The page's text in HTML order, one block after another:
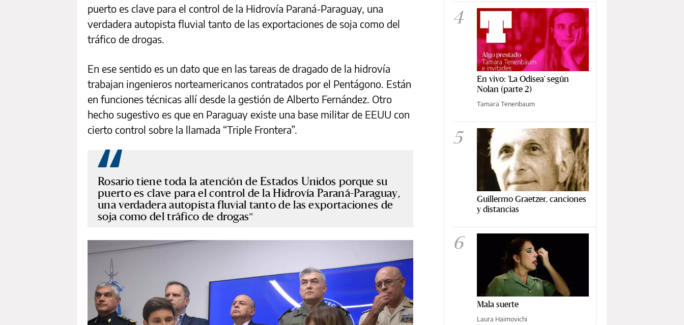
puerto es clave para el control de la Hidrovía Paraná-Paraguay, una
verdadera autopista fluvial tanto de las exportaciones de soja como del
tráfico de drogas.
En ese sentido es un dato que en las tareas de dragado de la hidrovía
trabajan ingenieros norteamericanos contratados por el Pentágono. Están
en funciones técnicas allí desde la gestión de Alberto Fernández. Otro
hecho sugestivo es que en Paraguay existe una base militar de EEUU con
cierto control sobre la llamada “Triple Frontera”.
Rosario tiene toda la atención de Estados Unidos porque su
puerto es clave para el control de la Hidrovía Paraná-Paraguay,
una verdadera autopista fluvial tanto de las exportaciones de
soja como del tráfico de drogas
4
En vivo: 'La Odisea' según
Nolan (parte 2)
Tamara Tenenbaum
5
Guillermo Graetzer, canciones
y distancias
6
Mala suerte
Laura Haimovichi